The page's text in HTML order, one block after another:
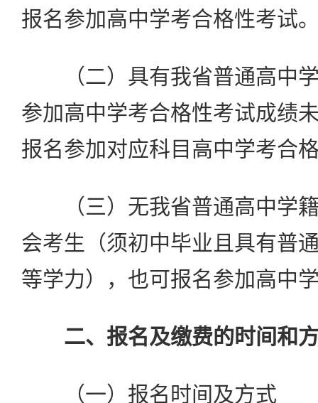
报名参加高中学考合格性考试
（二）具有我省普通高中学
参加高中学考合格性考试成绩
报名参加对应科目高中学考合
（三）无我省普通高中学籍
会考生（须初中毕业且具有普
等学力），也可报名参加高中
二、报名及缴费的时间和
（一）报名时间及方式